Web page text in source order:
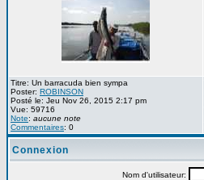
Titre: Un barracuda bien sympa
Poster: ROBINSON
Posté le: Jeu Nov 26, 2015 2:17 pm
Vue: 59716
Note: aucune note
Commentaires: 0
Connexion
Nom d'utilisateur: